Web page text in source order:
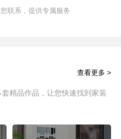
联系，提供专属服务
精品作品，让您快速找到家装
查看更多 >